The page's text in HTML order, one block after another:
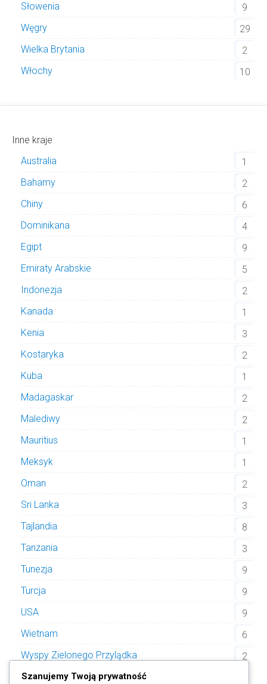
Słowenia
9
Węgry
29
Wielka Brytania
2
Włochy
10
Inne kraje
Australia
1
Bahamy
2
Chiny
6
Dominikana
4
Egipt
9
Emiraty Arabskie
5
Indonezja
2
Kanada
1
Kenia
3
Kostaryka
2
Kuba
1
Madagaskar
2
Malediwy
2
Mauritius
1
Meksyk
1
Oman
2
Sri Lanka
3
Tajlandia
8
Tanzania
3
Tunezja
9
Turcja
9
USA
9
Wietnam
6
Wyspy Zielonego Przylądka
2
Szanujemy Twoją prywatność